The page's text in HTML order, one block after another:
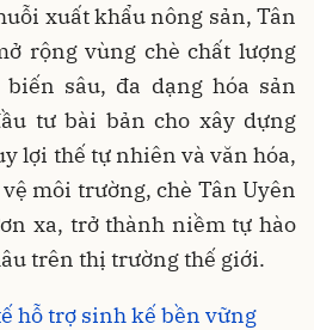
xuất khẩu nông sản, Tân
rộng vùng chè chất lượng
sâu, đa dạng hóa sản
tư bài bản cho xây dựng
lợi thế tự nhiên và văn hóa,
môi trường, chè Tân Uyên
xa, trở thành niềm tự hào
trên thị trường thế giới.
hỗ trợ sinh kế bền vững